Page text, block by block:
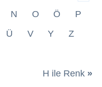
N O Ö
P
Ü V Y Z
H ile Renk »